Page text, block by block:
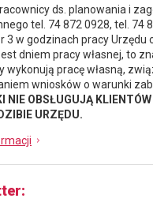
ds. planowania i
tel. 74 872 0928, tel. 74
3 w godzinach pracy Urzędu
dniem pracy własnej, to
wykonują pracę własną,
wniosków o warunki
NIE OBSŁUGUJĄ
URZĘDU.